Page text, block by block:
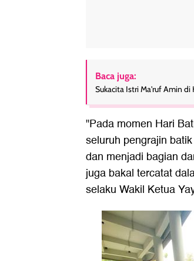
Baca juga:
Sukacita Istri Ma'ruf Amin
"Pada momen Hari
seluruh pengrajin
dan menjadi bagian
juga bakal tercatat
selaku Wakil Ketua